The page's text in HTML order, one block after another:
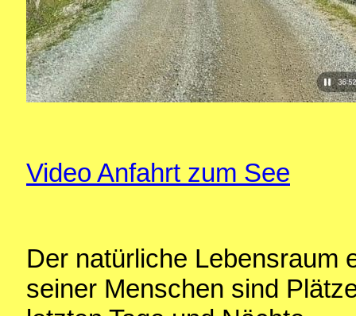
Video Anfahrt zum See
Der natürliche Lebensraum
seiner Menschen sind